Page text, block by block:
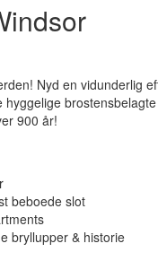
Nyd en vidunderlig
900 år!
beboede slot
bryllupper & historie